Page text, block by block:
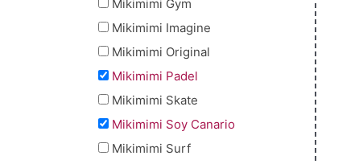
Mikimimi Gym
Mikimimi Imagine
Mikimimi Original
Mikimimi Padel
Mikimimi Skate
Mikimimi Soy Canario
Mikimimi Surf